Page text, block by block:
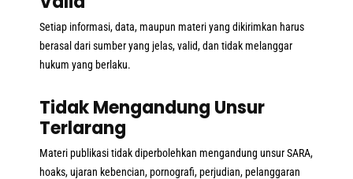
Setiap informasi, data, maupun materi yang dikirimkan harus
berasal dari sumber yang jelas, valid, dan tidak melanggar
hukum yang berlaku.
Tidak Mengandung Unsur
Terlarang
Materi publikasi tidak diperbolehkan mengandung unsur SARA,
hoaks, ujaran kebencian, pornografi, perjudian, pelanggaran